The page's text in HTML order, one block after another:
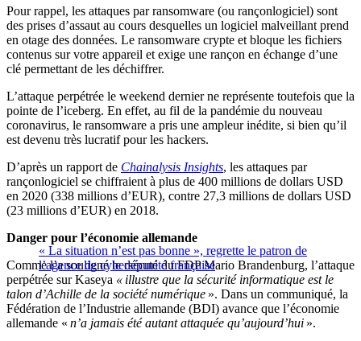
Pour rappel, les attaques par ransomware (ou rançonlogiciel) sont
des prises d’assaut au cours desquelles un logiciel malveillant prend
en otage des données. Le ransomware crypte et bloque les fichiers
contenus sur votre appareil et exige une rançon en échange d’une
clé permettant de les déchiffrer.
L’attaque perpétrée le weekend dernier ne représente toutefois que la
pointe de l’iceberg. En effet, au fil de la pandémie du nouveau
coronavirus, le ransomware a pris une ampleur inédite, si bien qu’il
est devenu très lucratif pour les hackers.
D’après un rapport de Chainalysis Insights, les attaques par
rançonlogiciel se chiffraient à plus de 400 millions de dollars USD
en 2020 (338 millions d’EUR), contre 27,3 millions de dollars USD
(23 millions d’EUR) en 2018.
« La situation n’est pas bonne », regrette le patron de
l’agence de cybersécurité française
Danger pour l’économie allemande
Comme l’a souligné le député du FDP Mario Brandenburg, l’attaque
perpétrée sur Kaseya « illustre que la sécurité informatique est le
talon d’Achille de la société numérique ». Dans un communiqué, la
Fédération de l’Industrie allemande (BDI) avance que l’économie
allemande « n’a jamais été autant attaquée qu’aujourd’hui ».